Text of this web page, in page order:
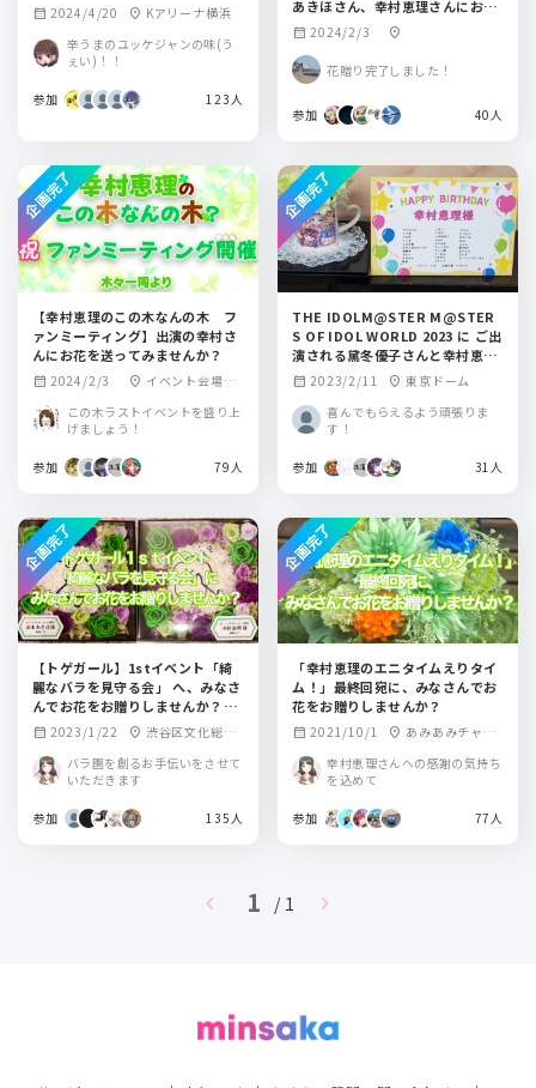
calendar_month 2024/4/20 location_on Kアリーナ横浜
辛うまのユッケジャンの味(う
ぇい)！！
参加 123人
あきほさん、幸村恵理さんにお花
を一緒に贈りませんか？
calendar_month 2024/2/3 location_on
花贈り完了しました！
参加 40人
【幸村恵理のこの木なんの木 フ
ァンミーティング】出演の幸村さ
んにお花を送ってみませんか？
calendar_month 2024/2/3 location_on イベント会場&V
します
この木ラストイベントを盛り上
げましょう！
参加 79人
企画完了
THE IDOLM@STER M@STER
S OF IDOL WORLD 2023 に ご出
演される黛冬優子さんと幸村恵理
さんにお花をお花を贈りません
か？
calendar_month 2023/2/11 location_on 東京ドーム
喜んでもらえるよう頑張りま
す！
参加 31人
企画完了
【トゲガール】1stイベント「綺
麗なバラを見守る会」 へ、みなさ
んでお花をお贈りしませんか？
【涼本あきほ・幸村恵理の綺麗な
バラにはトゲがある】
calendar_month 2023/1/22 location_on 渋谷区文化総合
くらホール
バラ園を創るお手伝いをさせて
いただきます
参加 135人
企画完了
「幸村恵理のエニタイムえりタイ
ム！」最終回宛に、みなさんでお
花をお贈りしませんか？
calendar_month 2021/10/1 location_on あみあみチャン
幸村恵理さんへの感謝の気持ち
を込めて
参加 77人
企画完了
chevron_left 1 / 1 chevron_right